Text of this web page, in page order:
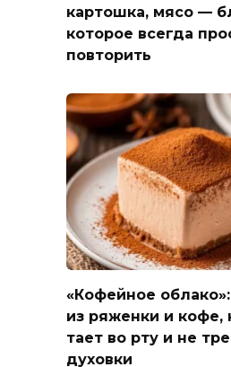
картошка, мясо —
которое всегда
повторить
«Кофейное
из ряженки и кофе,
тает во рту и не
духовки